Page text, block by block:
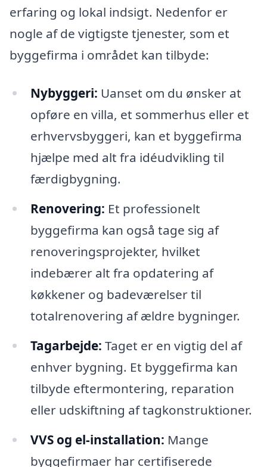
erfaring og lokal indsigt. Nedenfor er
nogle af de vigtigste tjenester, som et
byggefirma i området kan tilbyde:
Nybyggeri: Uanset om du ønsker at
opføre en villa, et sommerhus eller et
erhvervsbyggeri, kan et byggefirma
hjælpe med alt fra idéudvikling til
færdigbygning.
Renovering: Et professionelt
byggefirma kan også tage sig af
renoveringsprojekter, hvilket
indebærer alt fra opdatering af
køkkener og badeværelser til
totalrenovering af ældre bygninger.
Tagarbejde: Taget er en vigtig del af
enhver bygning. Et byggefirma kan
tilbyde eftermontering, reparation
eller udskiftning af tagkonstruktioner.
VVS og el-installation: Mange
byggefirmaer har certifiserede